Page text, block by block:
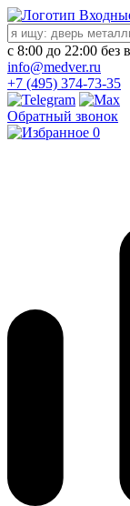
с 8:00 до 22:00 без
info@medver.ru
+7 (495) 374-73-35
Обратный звонок
0